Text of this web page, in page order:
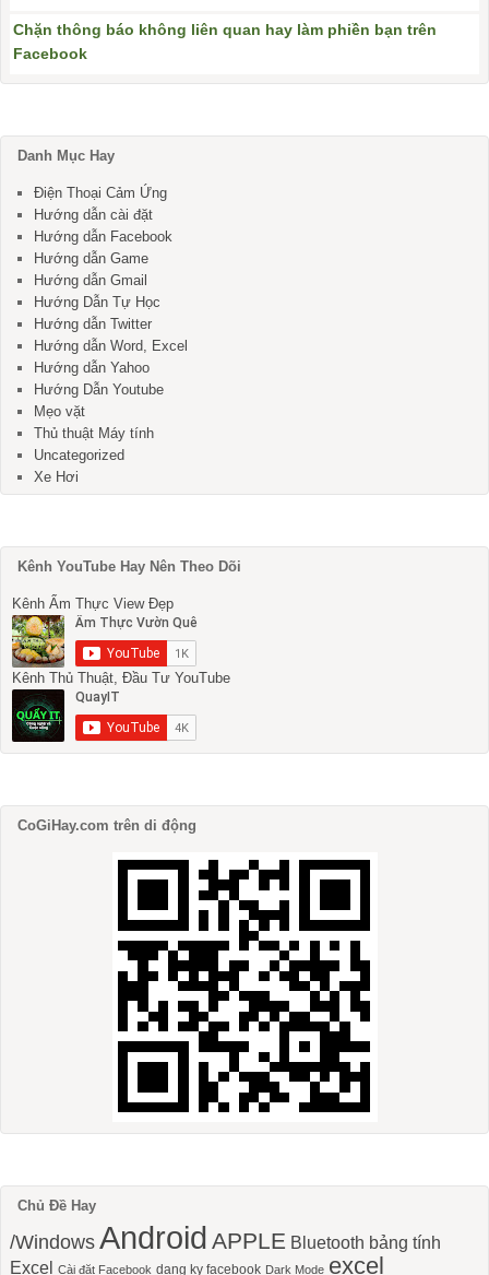
Chặn thông báo không liên quan hay làm phiền bạn trên
Facebook
Danh Mục Hay
Điện Thoại Cảm Ứng
Hướng dẫn cài đặt
Hướng dẫn Facebook
Hướng dẫn Game
Hướng dẫn Gmail
Hướng Dẫn Tự Học
Hướng dẫn Twitter
Hướng dẫn Word, Excel
Hướng dẫn Yahoo
Hướng Dẫn Youtube
Mẹo vặt
Thủ thuật Máy tính
Uncategorized
Xe Hơi
Kênh YouTube Hay Nên Theo Dõi
Kênh Ẩm Thực View Đẹp
Kênh Thủ Thuật, Đầu Tư YouTube
CoGiHay.com trên di động
Chủ Đề Hay
/Windows Android APPLE Bluetooth bảng tính
Excel Cài đặt Facebook dang ky facebook Dark Mode excel